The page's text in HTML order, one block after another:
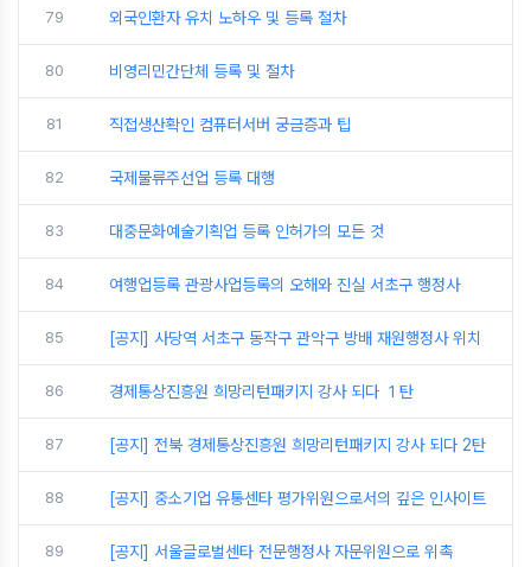
79 외국인환자 유치 노하우 및 등록 절차
80 비영리민간단체 등록 및 절차
81 직접생산확인 컴퓨터서버 궁금증과 팁
82 국제물류주선업 등록 대행
83 대중문화예술기획업 등록 인허가의 모든 것
84 여행업등록 관광사업등록의 오해와 진실 서초구 행정사
85 [공지] 사당역 서초구 동작구 관악구 방배 재원행정사 위치
86 경제통상진흥원 희망리턴패키지 강사 되다 １탄
87 [공지] 전북 경제통상진흥원 희망리턴패키지 강사 되다 2탄
88 [공지] 중소기업 유통센타 평가위원으로서의 깊은 인사이트
89 [공지] 서울글로벌센타 전문행정사 자문위원으로 위촉